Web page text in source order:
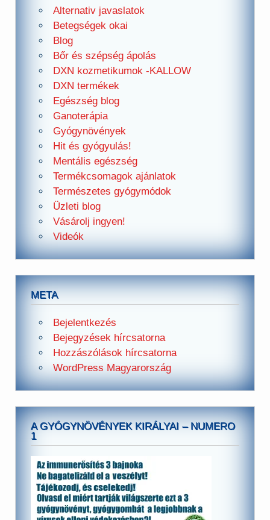
Alternativ javaslatok
Betegségek okai
Blog
Bőr és szépség ápolás
DXN kozmetikumok -KALLOW
DXN termékek
Egészség blog
Ganoterápia
Gyógynövények
Hit és gyógyulás!
Mentális egészség
Termékcsomagok ajánlatok
Természetes gyógymódok
Üzleti blog
Vásárolj ingyen!
Videók
META
Bejelentkezés
Bejegyzések hírcsatorna
Hozzászólások hírcsatorna
WordPress Magyarország
A GYÓGYNÖVÉNYEK KIRÁLYAI – NUMERO
1